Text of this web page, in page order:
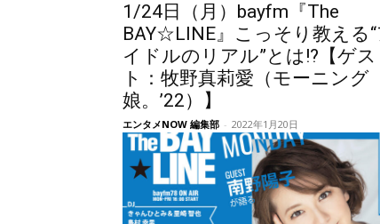
1/24日（月）bayfm『The
BAY☆LINE』こっそり教える“
イドルのリアル”とは!?【ゲス
ト：牧野真莉愛（モーニング
娘。’22）】
エンタメNOW 編集部 - 2022年1月20日